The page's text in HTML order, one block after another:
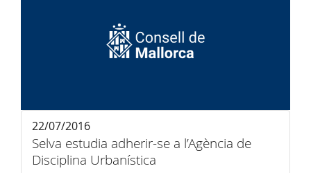
Selva estudia adherir-se a l’Agència de
Disciplina Urbanística
22/07/2016